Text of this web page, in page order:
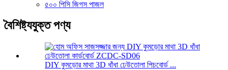
৫০০ পিসি জিগস পাজল
বৈশিষ্ট্যযুক্ত পণ্য
DIY কুমড়োর মাথা 3D ধাঁধা ঢেউতোলা পিচবোর্ড ...